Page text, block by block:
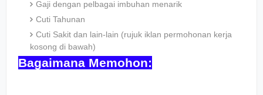
Gaji dengan pelbagai imbuhan menarik
Cuti Tahunan
Cuti Sakit dan lain-lain (rujuk iklan permohonan kerja
kosong di bawah)
Bagaimana Memohon: